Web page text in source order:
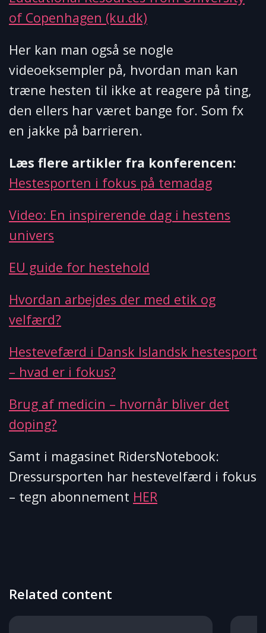
of Copenhagen (ku.dk)
Her kan man også se nogle
videoeksempler på, hvordan man kan
træne hesten til ikke at reagere på ting,
den ellers har været bange for. Som fx
en jakke på barrieren.
Læs flere artikler fra konferencen:
Hestesporten i fokus på temadag
Video: En inspirerende dag i hestens
univers
EU guide for hestehold
Hvordan arbejdes der med etik og
velfærd?
Hestevefærd i Dansk Islandsk hestesport
– hvad er i fokus?
Brug af medicin – hvornår bliver det
doping?
Samt i magasinet RidersNotebook:
Dressursporten har hestevelfærd i fokus
– tegn abonnement HER
Related content